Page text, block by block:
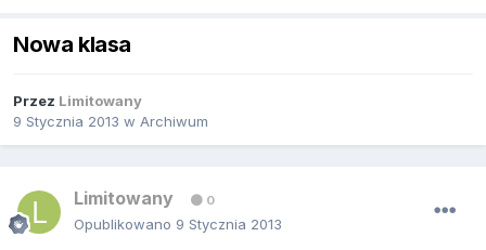
Nowa klasa
Przez Limitowany
9 Stycznia 2013 w Archiwum
Limitowany 0
Opublikowano 9 Stycznia 2013